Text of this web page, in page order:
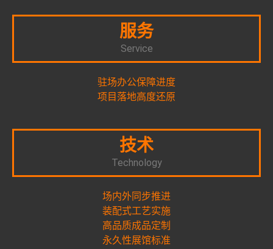
服务
Service
驻场办公保障进度
项目落地高度还原
技术
Technology
场内外同步推进
装配式工艺实施
高品质成品定制
永久性展馆标准